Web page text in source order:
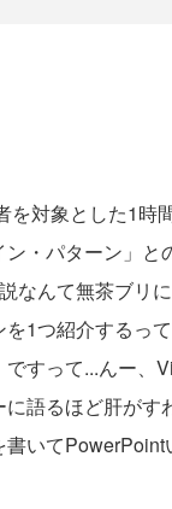
対象とした1時
ン・パターン」
なんて無茶ブリ
1つ紹介するっ
すって...んー、
語るほど肝が
いて